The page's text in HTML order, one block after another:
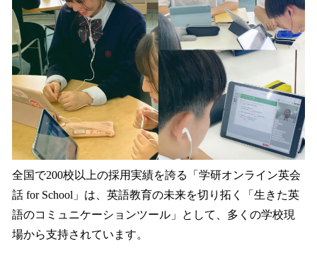
全国で200校以上の採用実績を誇る「学研オンライン英会
話 for School」は、英語教育の未来を切り拓く「生きた英
語のコミュニケーションツール」として、多くの学校現
場から支持されています。